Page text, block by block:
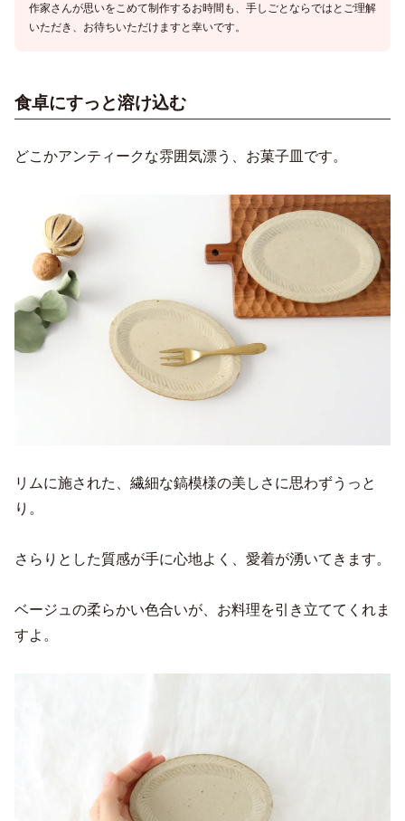
作家さんが思いをこめて制作するお時間も、手しごとならではとご理解
いただき、お待ちいただけますと幸いです。
食卓にすっと溶け込む
どこかアンティークな雰囲気漂う、お菓子皿です。
リムに施された、繊細な鎬模様の美しさに思わずうっと
り。
さらりとした質感が手に心地よく、愛着が湧いてきます。
ベージュの柔らかい色合いが、お料理を引き立ててくれま
すよ。